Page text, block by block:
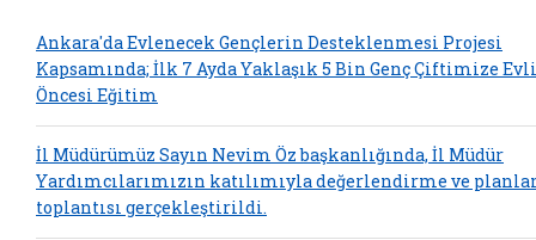
Ankara'da Evlenecek Gençlerin Desteklenmesi Projesi
Kapsamında; İlk 7 Ayda Yaklaşık 5 Bin Genç Çiftimize
Öncesi Eğitim
İl Müdürümüz Sayın Nevim Öz başkanlığında, İl Müdür
Yardımcılarımızın katılımıyla değerlendirme ve
toplantısı gerçekleştirildi.